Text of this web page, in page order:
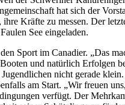
hat sich der
Kräfte zu messen. Der
See eingeladen.
Sport im Canadier. „Das
und natürlich Erfolgen
nicht gerade
am Start. „Wir freuen
verfügt. Der